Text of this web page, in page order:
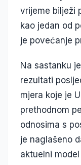
vrijeme bilježi
kao jedan od
je povećanje
Na sastanku
rezultati
mjera koje je
prethodnom
odnosima s
je naglašeno
aktuelni